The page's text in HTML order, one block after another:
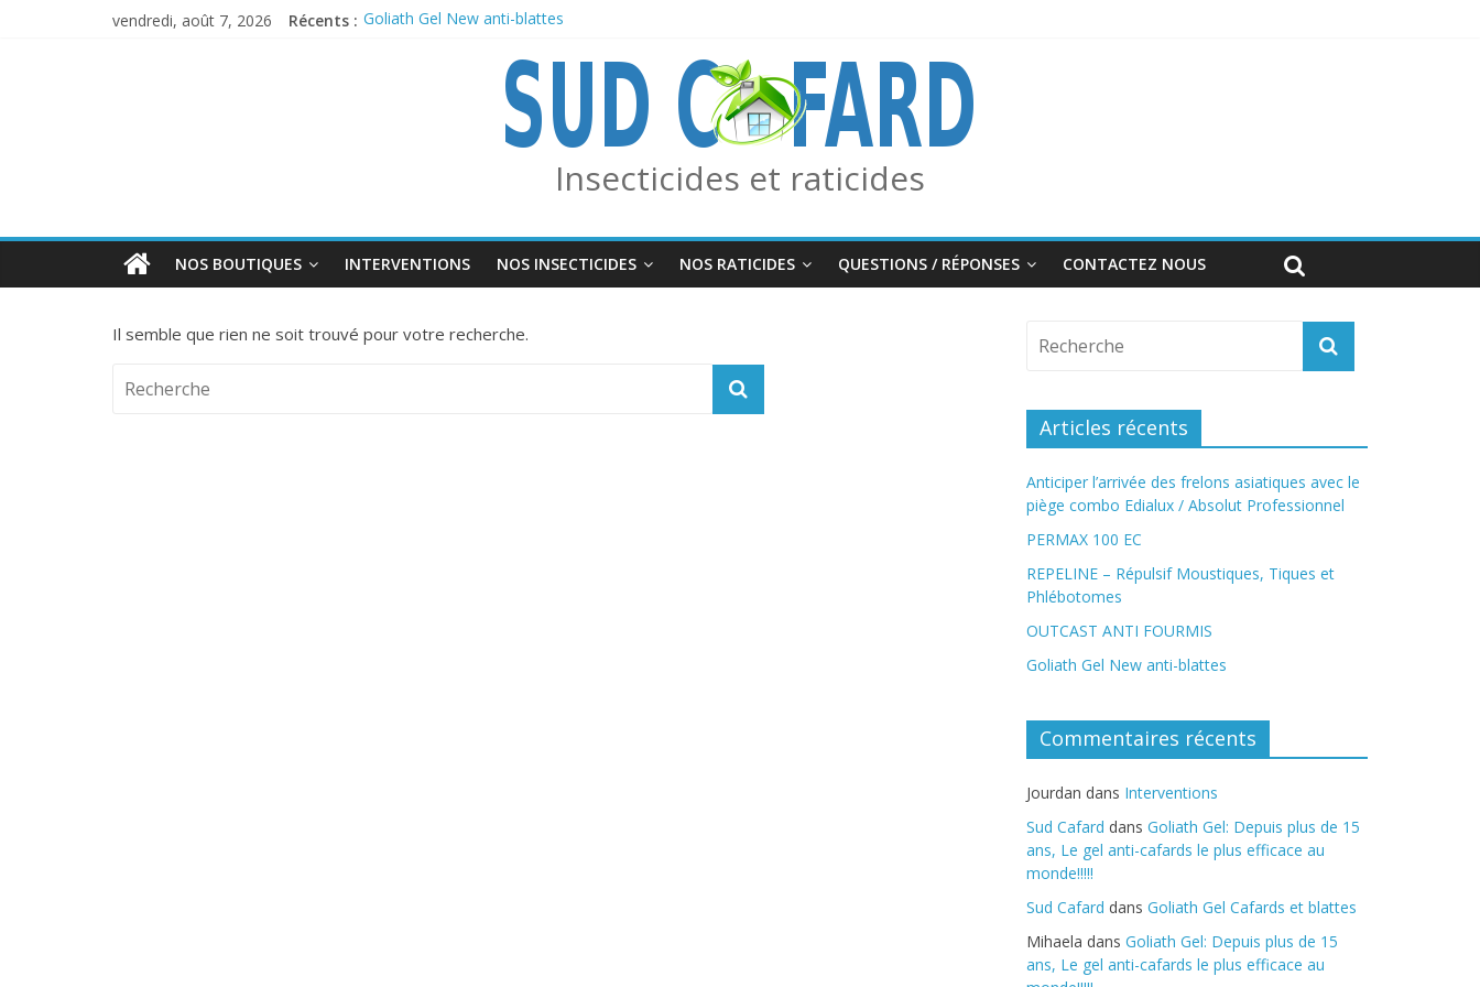
vendredi, août 7, 2026 Récents : Goliath Gel New anti-blattes
REPELINE – Répulsif Moustiques, Tiques et Phlébotomes
OUTCAST ANTI FOURMIS
Insecticides et raticides
NOS BOUTIQUES INTERVENTIONS NOS INSECTICIDES NOS RATICIDES QUESTIONS / RÉPONSES CONTACTEZ NOUS
Il semble que rien ne soit trouvé pour votre recherche.
Articles récents
Anticiper l’arrivée des frelons asiatiques avec le
piège combo Edialux / Absolut Professionnel
PERMAX 100 EC
REPELINE – Répulsif Moustiques, Tiques et
Phlébotomes
OUTCAST ANTI FOURMIS
Goliath Gel New anti-blattes
Commentaires récents
Jourdan dans Interventions
Sud Cafard dans Goliath Gel: Depuis plus de 15
ans, Le gel anti-cafards le plus efficace au
monde!!!!!
Sud Cafard dans Goliath Gel Cafards et blattes
Mihaela dans Goliath Gel: Depuis plus de 15
ans, Le gel anti-cafards le plus efficace au